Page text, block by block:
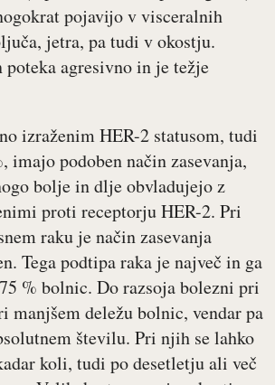
pojavijo v visceralnih
jetra, pa tudi v okostju.
agresivno in je težje
izraženim HER-2 statusom, tudi
imajo podoben način zasevanja,
bolje in dlje obvladujejo z
proti receptorju HER-2. Pri
raku je način zasevanja
Tega podtipa raka je največ in ga
% bolnic. Do razsoja bolezni pri
manjšem deležu bolnic, vendar pa
številu. Pri njih se lahko
koli, tudi po desetletju ali več